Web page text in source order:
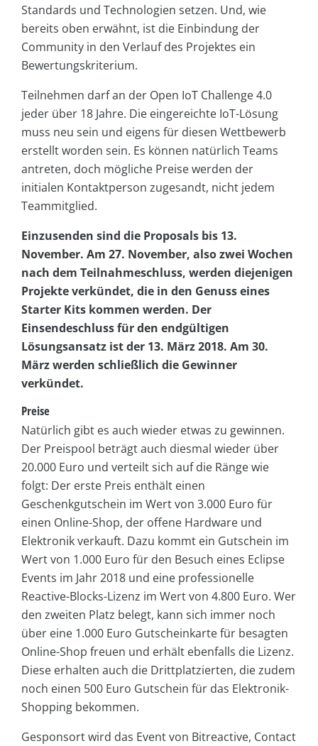
Standards und Technologien setzen. Und, wie
bereits oben erwähnt, ist die Einbindung der
Community in den Verlauf des Projektes ein
Bewertungskriterium.
Teilnehmen darf an der Open IoT Challenge 4.0
jeder über 18 Jahre. Die eingereichte IoT-Lösung
muss neu sein und eigens für diesen Wettbewerb
erstellt worden sein. Es können natürlich Teams
antreten, doch mögliche Preise werden der
initialen Kontaktperson zugesandt, nicht jedem
Teammitglied.
Einzusenden sind die Proposals bis 13.
November. Am 27. November, also zwei Wochen
nach dem Teilnahmeschluss, werden diejenigen
Projekte verkündet, die in den Genuss eines
Starter Kits kommen werden. Der
Einsendeschluss für den endgültigen
Lösungsansatz ist der 13. März 2018. Am 30.
März werden schließlich die Gewinner
verkündet.
Preise
Natürlich gibt es auch wieder etwas zu gewinnen.
Der Preispool beträgt auch diesmal wieder über
20.000 Euro und verteilt sich auf die Ränge wie
folgt: Der erste Preis enthält einen
Geschenkgutschein im Wert von 3.000 Euro für
einen Online-Shop, der offene Hardware und
Elektronik verkauft. Dazu kommt ein Gutschein im
Wert von 1.000 Euro für den Besuch eines Eclipse
Events im Jahr 2018 und eine professionelle
Reactive-Blocks-Lizenz im Wert von 4.800 Euro. Wer
den zweiten Platz belegt, kann sich immer noch
über eine 1.000 Euro Gutscheinkarte für besagten
Online-Shop freuen und erhält ebenfalls die Lizenz.
Diese erhalten auch die Drittplatzierten, die zudem
noch einen 500 Euro Gutschein für das Elektronik-
Shopping bekommen.
Gesponsort wird das Event von Bitreactive, Contact